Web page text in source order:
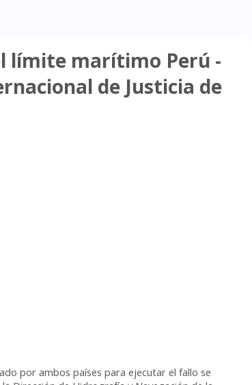
límite marítimo Perú -
de Justicia de
por ambos países para ejecutar el fallo se